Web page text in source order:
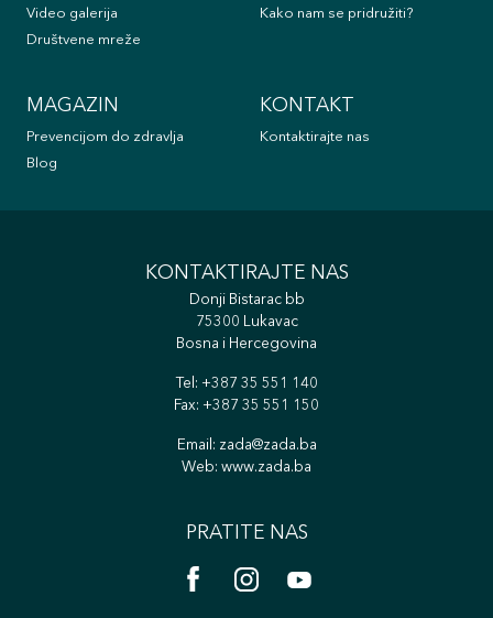
Video galerija
Društvene mreže
Kako nam se pridružiti?
MAGAZIN
Prevencijom do zdravlja
Blog
KONTAKT
Kontaktirajte nas
KONTAKTIRAJTE NAS
Donji Bistarac bb
75300 Lukavac
Bosna i Hercegovina
Tel: +387 35 551 140
Fax: +387 35 551 150
Email: zada@zada.ba
Web: www.zada.ba
PRATITE NAS